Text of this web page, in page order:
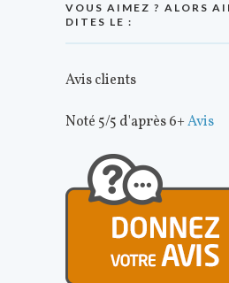
VOUS AIMEZ ? ALORS
DITES LE :
Avis clients
Noté 5/5 d'après 6+Avis